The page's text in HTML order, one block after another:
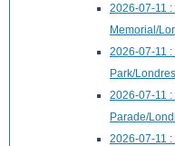
2026-07-11
Memorial/
2026-07-11
Park/
2026-07-11
Parade/
2026-07-11